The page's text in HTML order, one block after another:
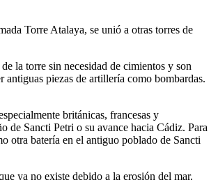
Torre Atalaya, se unió a otras torres de
la torre sin necesidad de cimientos y son
antiguas piezas de artillería como bombardas.
británicas, francesas y
de Sancti Petri o su avance hacia Cádiz. Para
otra batería en el antiguo poblado de Sancti
ya no existe debido a la erosión del mar.